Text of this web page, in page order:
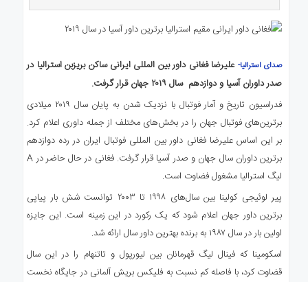
ارتباط
صدای استرالیا- علیرضا فغانی داور بین المللی ایرانی ساکن بریزبن استرالیا در
صدر داوران آسیا و دوازدهم سال ۲۰۱۹ جهان قرار گرفت.
فدراسیون تاریخ و آمار فوتبال با نزدیک شدن به پایان سال ۲۰۱۹ میلادی
برترین‌های فوتبال جهان را در بخش‌های مختلف از جمله داوری اعلام کرد.
بر این اساس علیرضا فغانی داور بین المللی فوتبال ایران در رده دوازدهم
برترین داوران سال جهان و صدر آسیا قرار گرفت. فغانی در حال حاضر در A
لیگ استرالیا مشغول فضاوت است.
پیر لوئیجی کولینا بین سال‌های ۱۹۹۸ تا ۲۰۰۳ توانست شش بار پیاپی
برترین داور جهان اعلام شود که یک رکورد در این زمینه است. این جایزه
اولین بار در سال ۱۹۸۷ به برنده بهترین داور سال ارائه شد.
اسکومینا که فینال لیگ قهرمانان بین لیورپول و تاتنهام را در این سال
قضاوت کرد، با فاصله کم نسبت به فلیکس بریش آلمانی در جایگاه نخست